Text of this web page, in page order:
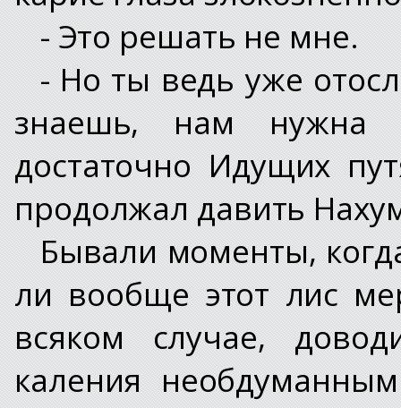
- Это решать не мне.
- Но ты ведь уже
знаешь, нам нужна
достаточно Идущих
продолжал давить
Бывали моменты,
ли вообще этот лис
всяком случае,
каления